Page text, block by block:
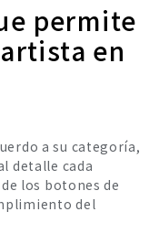
permite
en
a su categoría,
detalle cada
los botones de
del